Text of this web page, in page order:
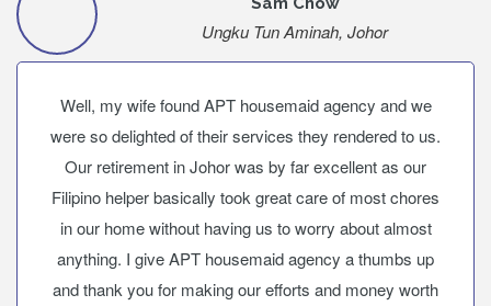
Ungku Tun Aminah, Johor
Well, my wife found APT housemaid agency and we
were so delighted of their services they rendered to us.
Our retirement in Johor was by far excellent as our
Filipino helper basically took great care of most chores
in our home without having us to worry about almost
anything. I give APT housemaid agency a thumbs up
and thank you for making our efforts and money worth